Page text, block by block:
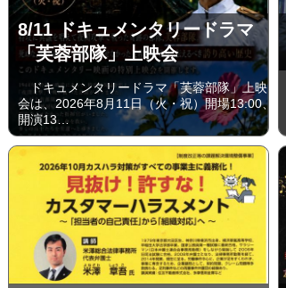
8/11 ドキュメンタリードラマ
「芙蓉部隊」上映会
ドキュメンタリードラマ「芙蓉部隊」上映
会は、2026年8月11日（火・祝）開場13:00、
開演13…